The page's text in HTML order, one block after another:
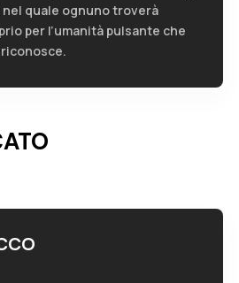
quale ognuno troverà
per l’umanità pulsante che